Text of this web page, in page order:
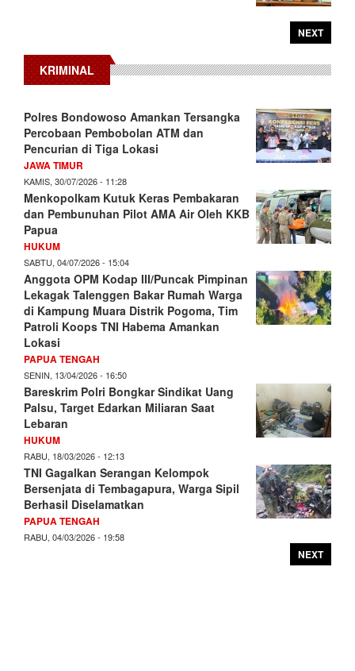
NEXT
KRIMINAL
Polres Bondowoso Amankan Tersangka
Percobaan Pembobolan ATM dan
Pencurian di Tiga Lokasi
JAWA TIMUR
KAMIS, 30/07/2026 - 11:28
Menkopolkam Kutuk Keras Pembakaran
dan Pembunuhan Pilot AMA Air Oleh KKB
Papua
HUKUM
SABTU, 04/07/2026 - 15:04
Anggota OPM Kodap III/Puncak Pimpinan
Lekagak Talenggen Bakar Rumah Warga
di Kampung Muara Distrik Pogoma, Tim
Patroli Koops TNI Habema Amankan
Lokasi
PAPUA TENGAH
SENIN, 13/04/2026 - 16:50
Bareskrim Polri Bongkar Sindikat Uang
Palsu, Target Edarkan Miliaran Saat
Lebaran
HUKUM
RABU, 18/03/2026 - 12:13
TNI Gagalkan Serangan Kelompok
Bersenjata di Tembagapura, Warga Sipil
Berhasil Diselamatkan
PAPUA TENGAH
RABU, 04/03/2026 - 19:58
NEXT